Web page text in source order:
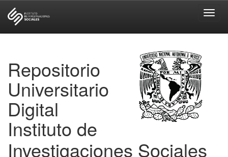
Repositorio
Universitario
Digital
Instituto de
Investigaciones Sociales